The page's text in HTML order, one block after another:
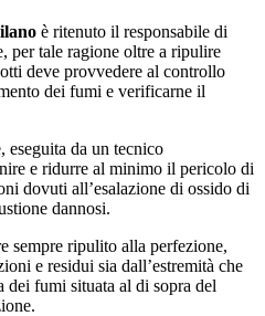
è ritenuto il responsabile di
per tale ragione oltre a ripulire
deve provvedere al controllo
dei fumi e verificarne il
eseguita da un tecnico
e ridurre al minimo il pericolo di
dovuti all’esalazione di ossido di
dannosi.
sempre ripulito alla perfezione,
e residui sia dall’estremità che
dei fumi situata al di sopra del